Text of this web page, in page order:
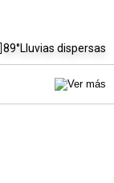
89°Lluvias dispersas